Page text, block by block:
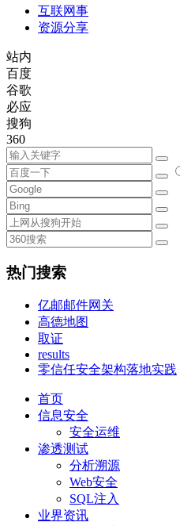
互联网事
资源分享
站内
百度
谷歌
必应
搜狗
360
热门搜索
亿邮邮件网关
高德地图
取证
results
零信任安全架构落地实践
首页
信息安全
安全运维
渗透测试
分析溯源
Web安全
SQL注入
业界资讯